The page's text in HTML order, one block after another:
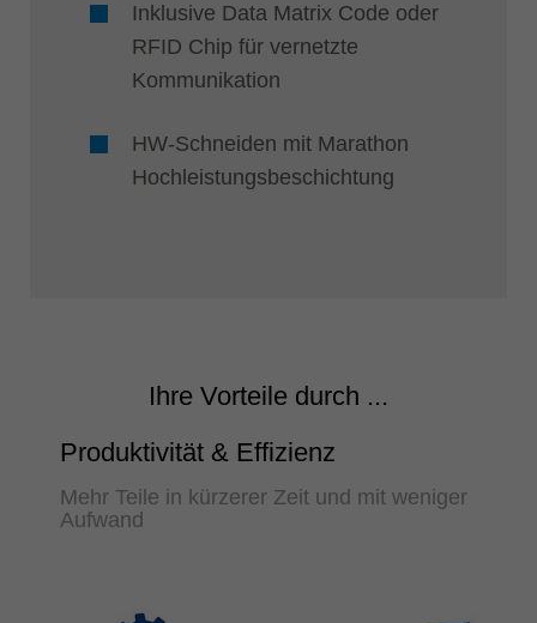
Inklusive Data Matrix Code oder
RFID Chip für vernetzte
Kommunikation
HW-Schneiden mit Marathon
Hochleistungsbeschichtung
Ihre Vorteile durch ...
Produktivität & Effizienz
Mehr Teile in kürzerer Zeit und mit weniger
Aufwand